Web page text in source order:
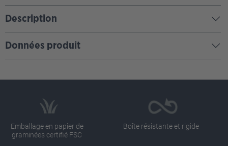
Description
Données produit
Emballage en papier de
graminées certifié FSC
Boîte résistante et rigide